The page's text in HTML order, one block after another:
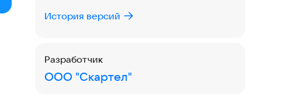
спам‑звонки и СМС, а режим «Не
– Исправили ошибки и повысили
стабильность приложения
История версий
Разработчик
ООО "Скартел"